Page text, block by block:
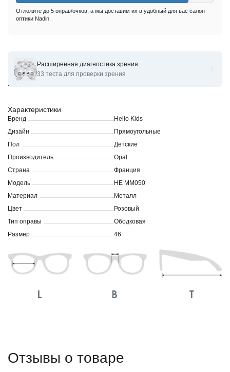
Оправы для очков корригирующих HELLO KITTY kids
HEMM050
Характеристики
Бренд
Hello Kids
Дизайн
Прямоугольные
Пол
Детские
Производитель
Opal
Страна
Франция
Модель
HE MM050
Материал
Металл
Цвет
Розовый
Тип оправы
Ободковая
Размер
46
Отложите до 5 оправ/очков, а мы доставим их в удобный для вас салон
оптики Nadin.
Расширенная диагностика зрения
33 теста для проверки зрения
Отзывы о товаре